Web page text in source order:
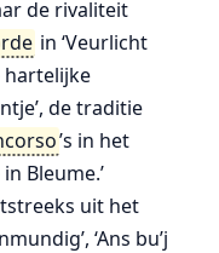
de rivaliteit
in ‘Veurlicht
hartelijke
de traditie
’s in het
Bleume.’
uit het
‘Ans bu’j